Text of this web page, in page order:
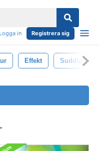
Logga in Registrera sig
Effekt Suddig